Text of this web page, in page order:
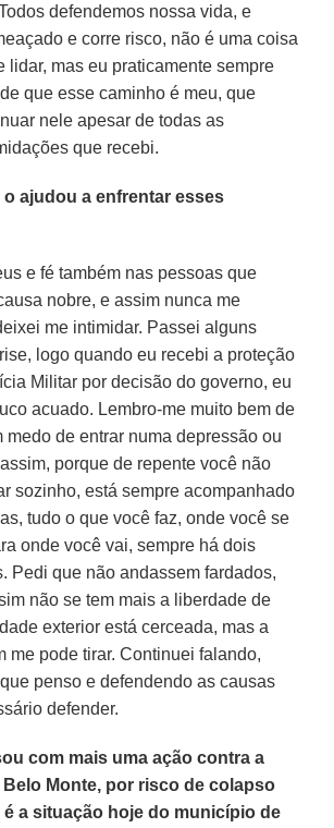
defendemos nossa vida, e
e corre risco, não é uma coisa
lidar, mas eu praticamente sempre
que esse caminho é meu, que
nele apesar de todas as
que recebi.
o ajudou a enfrentar esses
e fé também nas pessoas que
nobre, e assim nunca me
me intimidar. Passei alguns
logo quando eu recebi a proteção
Militar por decisão do governo, eu
acuado. Lembro-me muito bem de
medo de entrar numa depressão ou
porque de repente você não
sozinho, está sempre acompanhado
tudo o que você faz, onde você se
onde você vai, sempre há dois
Pedi que não andassem fardados,
não se tem mais a liberdade de
exterior está cerceada, mas a
me pode tirar. Continuei falando,
penso e defendendo as causas
defender.
com mais uma ação contra a
Belo Monte, por risco de colapso
é a situação hoje do município de